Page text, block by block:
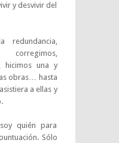
y desvivir del
corregimos,
hicimos una y
obras… hasta
a ellas y
quién para
Sólo